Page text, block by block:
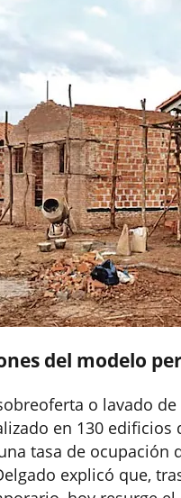
del modelo
o lavado
en 130
tasa de ocupación
explicó que,